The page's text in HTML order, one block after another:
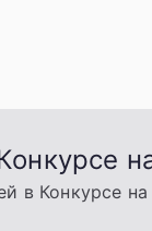
в Конкурсе